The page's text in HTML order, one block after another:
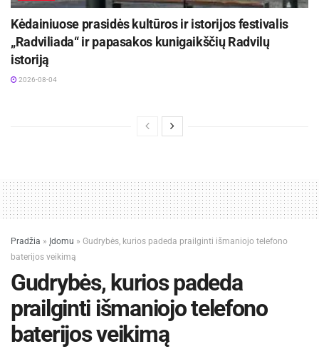
Kėdainiuose prasidės kultūros ir istorijos festivalis
„Radviliada“ ir papasakos kunigaikščių Radvilų
istoriją
2026-08-04
Pradžia » Įdomu » Gudrybės, kurios padeda prailginti išmaniojo telefono
baterijos veikimą
Gudrybės, kurios padeda
prailginti išmaniojo telefono
baterijos veikimą